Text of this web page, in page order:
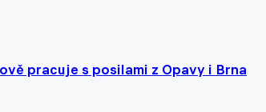
pracuje s posilami z Opavy i Brna